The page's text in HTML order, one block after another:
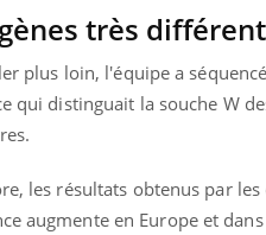
très
plus loin, l'équipe a
qui distinguait la souche W
les résultats obtenus par
augmente en Europe et